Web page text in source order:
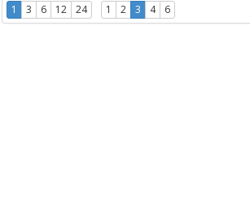
1 3 6 12 24 1 2 3 4 6